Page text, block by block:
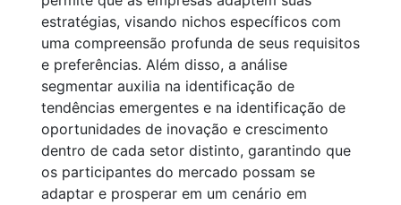
estratégias, visando nichos específicos com
uma compreensão profunda de seus requisitos
e preferências. Além disso, a análise
segmentar auxilia na identificação de
tendências emergentes e na identificação de
oportunidades de inovação e crescimento
dentro de cada setor distinto, garantindo que
os participantes do mercado possam se
adaptar e prosperar em um cenário em